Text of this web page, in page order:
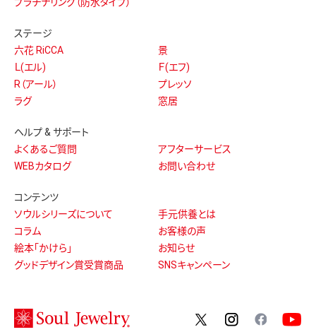
プラチナリング（防水タイプ）
ステージ
六花 RiCCA
景
Ｌ(エル)
Ｆ(エフ)
R（アール）
プレッソ
ラグ
窓居
ヘルプ & サポート
よくあるご質問
アフターサービス
WEBカタログ
お問い合わせ
コンテンツ
ソウルシリーズについて
手元供養とは
コラム
お客様の声
絵本「かけら」
お知らせ
グッドデザイン賞受賞商品
SNSキャンペーン
twitterinstagram